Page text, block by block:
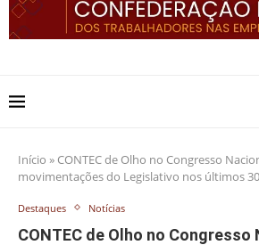
Início » CONTEC de Olho no Congresso
movimentações do Legislativo nos últimos
Destaques Notícias
CONTEC de Olho no Congresso